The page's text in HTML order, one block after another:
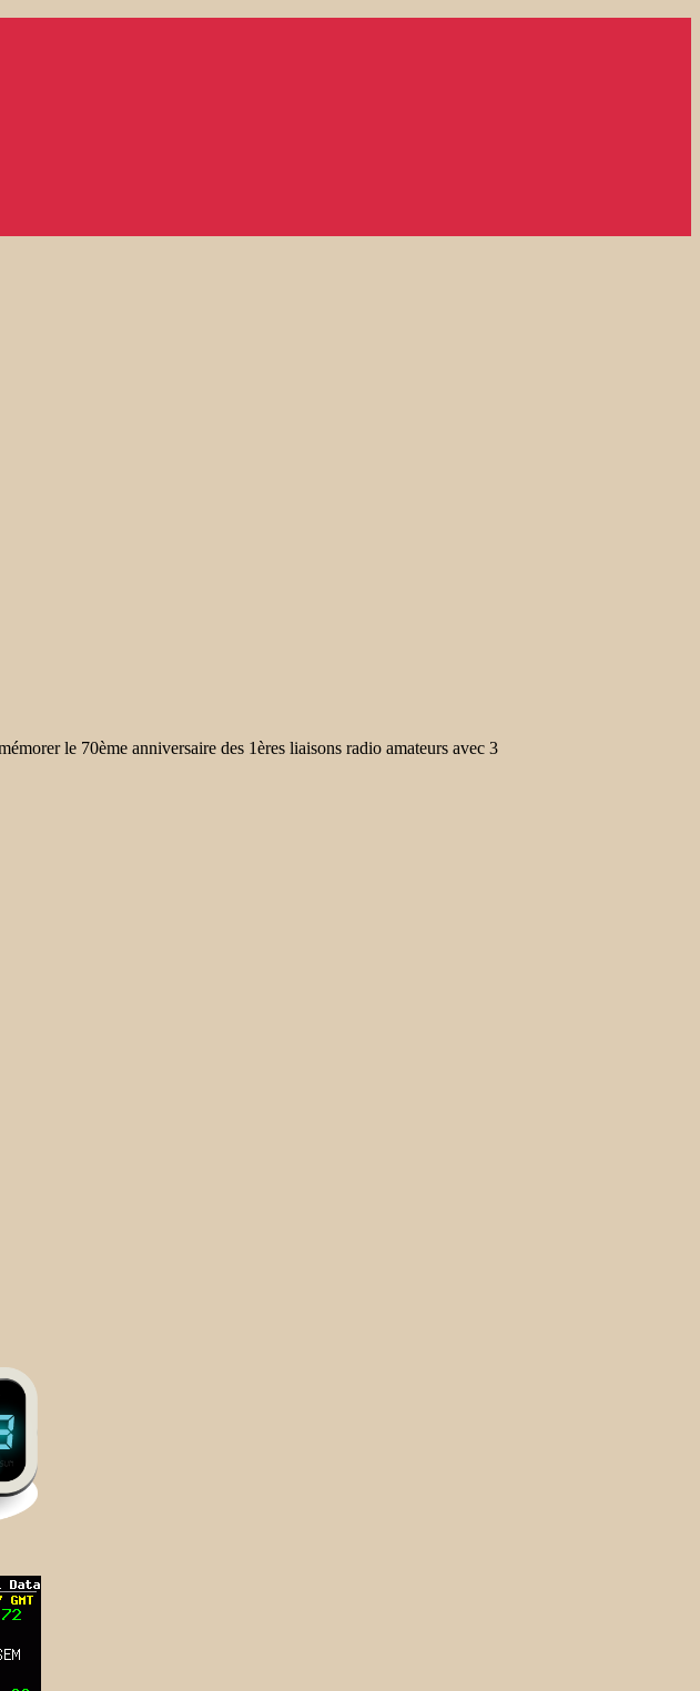
le 70ème anniversaire des 1ères liaisons radio amateurs avec 3